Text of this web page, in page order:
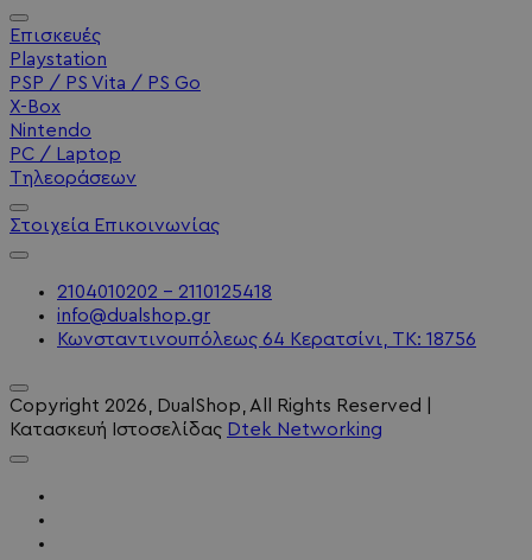
Επισκευές
Playstation
PSP / PS Vita / PS Go
X-Box
Nintendo
PC / Laptop
Τηλεοράσεων
Στοιχεία Επικοινωνίας
2104010202 - 2110125418
info@dualshop.gr
Κωνσταντινουπόλεως 64 Κερατσίνι, ΤΚ: 18756
Copyright 2026 , DualShop, All Rights Reserved
Κατασκευή Ιστοσελίδας Dtek Networking